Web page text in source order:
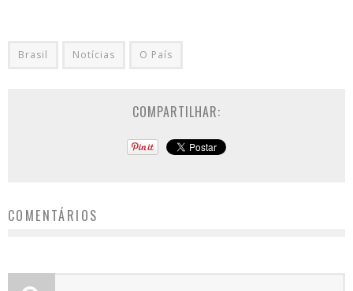
Brasil Notícias O País
COMPARTILHAR:
COMENTÁRIOS